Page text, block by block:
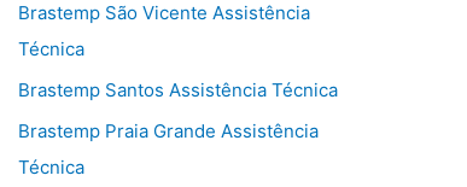
Brastemp São Vicente Assistência
Técnica
Brastemp Santos Assistência Técnica
Brastemp Praia Grande Assistência
Técnica